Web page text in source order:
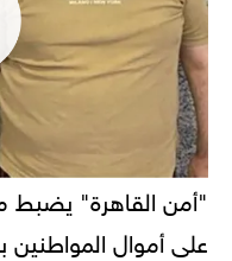
"أمن القاهرة"
على أموال المواطنين